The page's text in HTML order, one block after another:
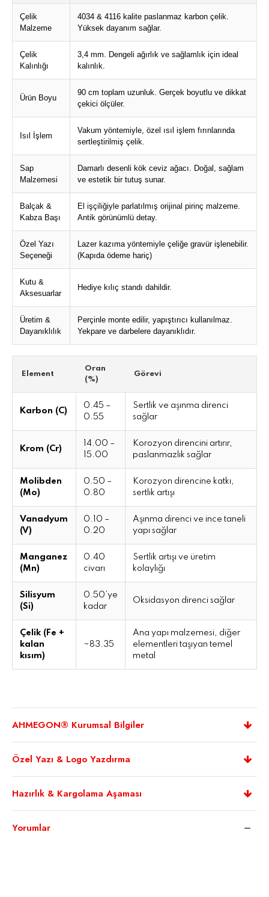
Çelik
Malzeme
4034 & 4116 kalite paslanmaz karbon çelik.
Yüksek dayanım sağlar.
Çelik
Kalınlığı
3,4 mm. Dengeli ağırlık ve sağlamlık için ideal
kalınlık.
Ürün Boyu
90 cm toplam uzunluk. Gerçek boyutlu ve dikkat
çekici ölçüler.
Isıl İşlem
Vakum yöntemiyle, özel ısıl işlem fırınlarında
sertleştirilmiş çelik.
Sap
Malzemesi
Damarlı desenli kök ceviz ağacı. Doğal, sağlam
ve estetik bir tutuş sunar.
Balçak &
Kabza Başı
El işçiliğiyle parlatılmış orijinal pirinç malzeme.
Antik görünümlü detay.
Özel Yazı
Seçeneği
Lazer kazıma yöntemiyle çeliğe gravür işlenebilir.
(Kapıda ödeme hariç)
Kutu &
Aksesuarlar
Hediye kılıç standı dahildir.
Üretim &
Dayanıklılık
Perçinle monte edilir, yapıştırıcı kullanılmaz.
Yekpare ve darbelere dayanıklıdır.
Element
Oran
(%)
Görevi
Karbon (C)
0.45 –
0.55
Sertlik ve aşınma direnci
sağlar
Krom (Cr)
14.00 –
15.00
Korozyon direncini artırır,
paslanmazlık sağlar
Molibden
(Mo)
0.50 –
0.80
Korozyon direncine katkı,
sertlik artışı
Vanadyum
(V)
0.10 –
0.20
Aşınma direnci ve ince taneli
yapı sağlar
Manganez
(Mn)
0.40
civarı
Sertlik artışı ve üretim
kolaylığı
Silisyum
(Si)
0.50’ye
kadar
Oksidasyon direnci sağlar
Çelik (Fe +
kalan
kısım)
~83.35
Ana yapı malzemesi, diğer
elementleri taşıyan temel
metal
AHMEGON® Kurumsal Bilgiler
Özel Yazı & Logo Yazdırma
Hazırlık & Kargolama Aşaması
Yorumlar